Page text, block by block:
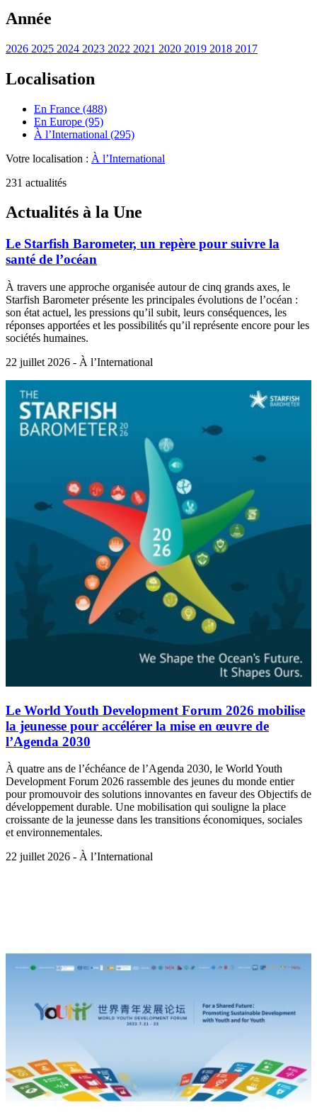
Année
2026 2025 2024 2023 2022 2021 2020 2019 2018 2017
Localisation
En France (488)
En Europe (95)
À l’International (295)
Votre localisation : À l’International
231 actualités
Actualités à la Une
Le Starfish Barometer, un repère pour suivre la
santé de l’océan
À travers une approche organisée autour de cinq grands axes, le
Starfish Barometer présente les principales évolutions de l’océan :
son état actuel, les pressions qu’il subit, leurs conséquences, les
réponses apportées et les possibilités qu’il représente encore pour les
sociétés humaines.
22 juillet 2026 - À l’International
Le World Youth Development Forum 2026 mobilise
la jeunesse pour accélérer la mise en œuvre de
l’Agenda 2030
À quatre ans de l’échéance de l’Agenda 2030, le World Youth
Development Forum 2026 rassemble des jeunes du monde entier
pour promouvoir des solutions innovantes en faveur des Objectifs de
développement durable. Une mobilisation qui souligne la place
croissante de la jeunesse dans les transitions économiques, sociales
et environnementales.
22 juillet 2026 - À l’International